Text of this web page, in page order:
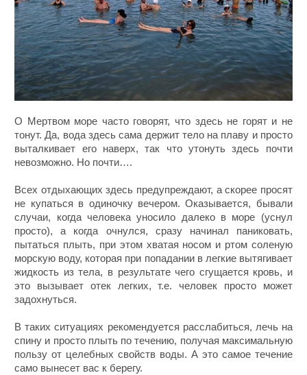
О Мертвом море часто говорят, что здесь не горят и не
тонут. Да, вода здесь сама держит тело на плаву и просто
выталкивает его наверх, так что утонуть здесь почти
невозможно. Но почти….
Всех отдыхающих здесь предупреждают, а скорее просят
не купаться в одиночку вечером. Оказывается, бывали
случаи, когда человека уносило далеко в море (уснул
просто), а когда очнулся, сразу начинал паниковать,
пытаться плыть, при этом хватая носом и ртом соленую
морскую воду, которая при попадании в легкие вытягивает
жидкость из тела, в результате чего сгущается кровь, и
это вызывает отек легких, т.е. человек просто может
задохнуться.
В таких ситуациях рекомендуется расслабиться, лечь на
спину и просто плыть по течению, получая максимальную
пользу от целебных свойств воды. А это самое течение
само вынесет вас к берегу.